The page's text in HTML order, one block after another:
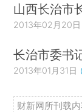
山西长治市
2013年02月20日
长治市委书
2013年01月31日
财新网所刊载